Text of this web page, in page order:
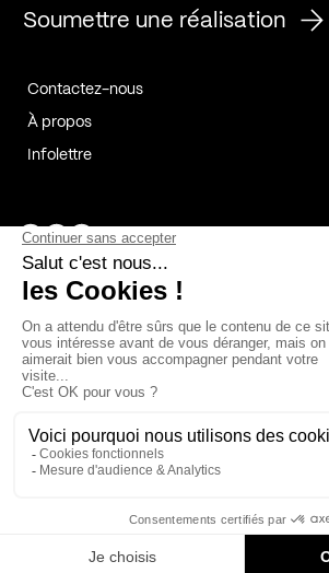
Soumettre une réalisation
Contactez-nous
À propos
Infolettre
Page Facebook de Kollectif
Page Instagram de Kollectif
Page Linkedin de Kollectif
Bâtiment-Durable-Québec-1
Esquisses-1IRAC-1
MP-1 v2com-1
Cookies